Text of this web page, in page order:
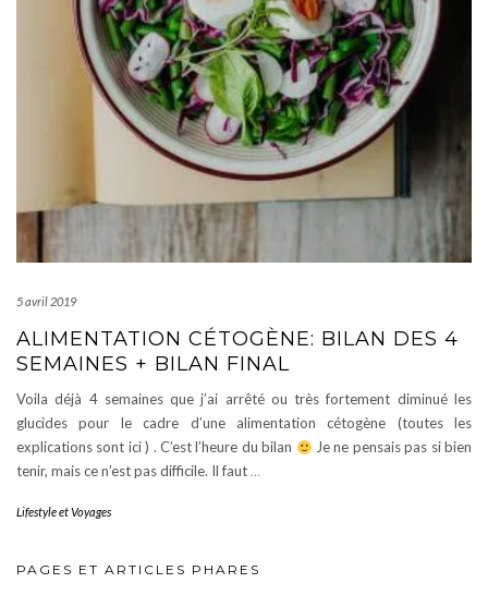
5 avril 2019
ALIMENTATION CÉTOGÈNE: BILAN DES 4
SEMAINES + BILAN FINAL
Voila déjà 4 semaines que j’ai arrêté ou très fortement diminué les
glucides pour le cadre d’une alimentation cétogène (toutes les
explications sont ici ) . C’est l’heure du bilan
Je ne pensais pas si bien
tenir, mais ce n’est pas difficile. Il faut…
Lifestyle et Voyages
PAGES ET ARTICLES PHARES